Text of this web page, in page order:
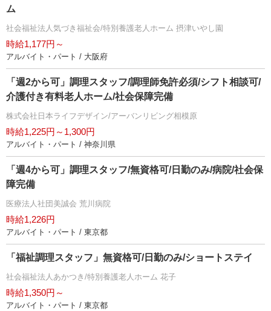
ム
社会福祉法人気づき福祉会/特別養護老人ホーム 摂津いやし園
時給1,177円～
アルバイト・パート / 大阪府
「週2から可」調理スタッフ/調理師免許必須/シフト相談可/
介護付き有料老人ホーム/社会保障完備
株式会社日本ライフデザイン/アーバンリビング相模原
時給1,225円～1,300円
アルバイト・パート / 神奈川県
「週4から可」調理スタッフ/無資格可/日勤のみ/病院/社会保
障完備
医療法人社団美誠会 荒川病院
時給1,226円
アルバイト・パート / 東京都
「福祉調理スタッフ」無資格可/日勤のみ/ショートステイ
社会福祉法人あかつき/特別養護老人ホーム 花子
時給1,350円～
アルバイト・パート / 東京都